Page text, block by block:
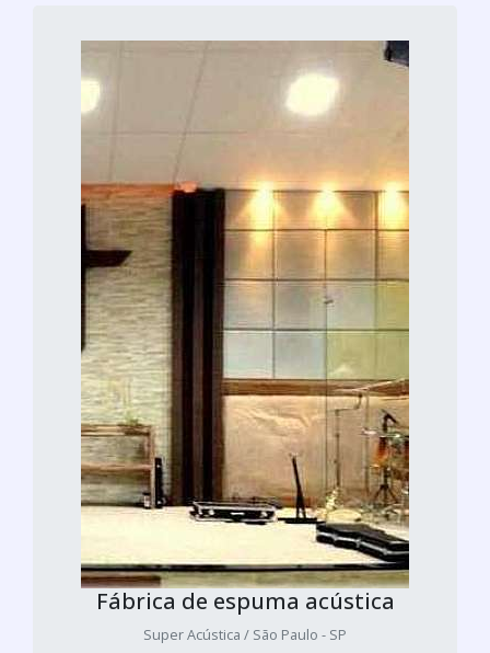
Fábrica de espuma acústica
Super Acústica / São Paulo - SP